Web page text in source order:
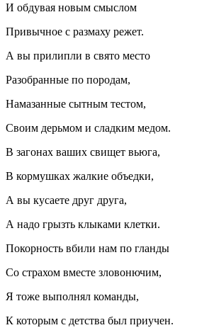
И обдувая новым смыслом
Привычное с размаху режет.
А вы прилипли в свято место
Разобранные по породам,
Намазанные сытным тестом,
Своим дерьмом и сладким медом.
В загонах ваших свищет вьюга,
В кормушках жалкие объедки,
А вы кусаете друг друга,
А надо грызть клыками клетки.
Покорность вбили нам по гланды
Со страхом вместе зловонючим,
Я тоже выполнял команды,
К которым с детства был приучен.